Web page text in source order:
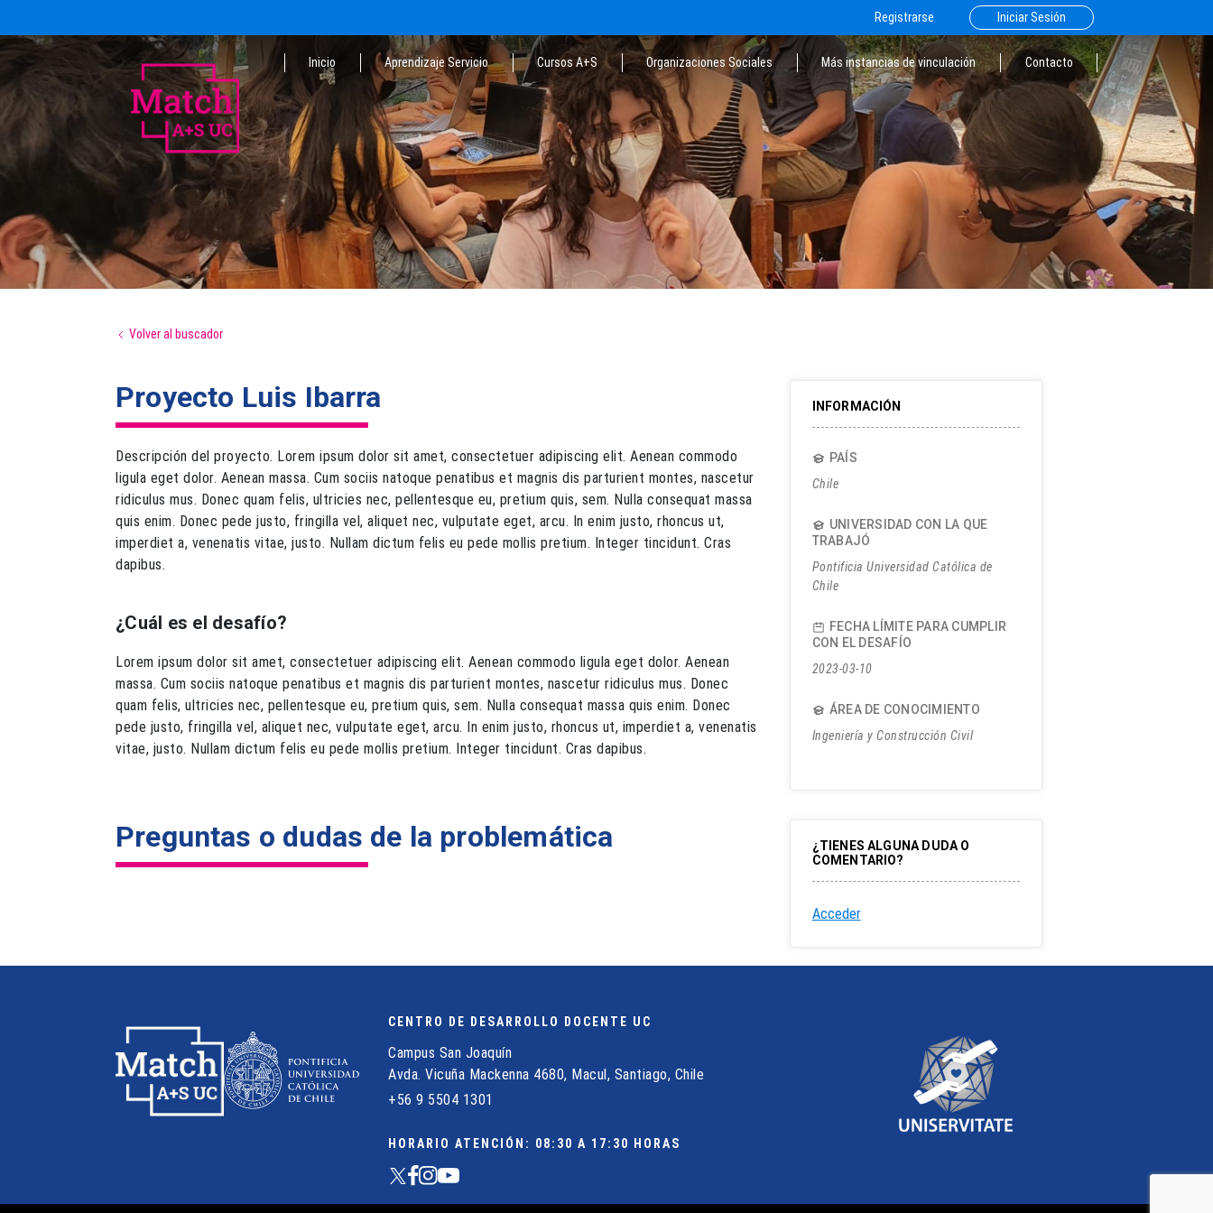
Registrarse Iniciar Sesión
Inicio Aprendizaje Servicio Cursos A+S Organizaciones Sociales Más instancias de vinculación Contacto
Volver al buscador
Proyecto Luis Ibarra
Descripción del proyecto. Lorem ipsum dolor sit amet, consectetuer adipiscing elit. Aenean commodo
ligula eget dolor. Aenean massa. Cum sociis natoque penatibus et magnis dis parturient montes, nascetur
ridiculus mus. Donec quam felis, ultricies nec, pellentesque eu, pretium quis, sem. Nulla consequat massa
quis enim. Donec pede justo, fringilla vel, aliquet nec, vulputate eget, arcu. In enim justo, rhoncus ut,
imperdiet a, venenatis vitae, justo. Nullam dictum felis eu pede mollis pretium. Integer tincidunt. Cras
dapibus.
¿Cuál es el desafío?
Lorem ipsum dolor sit amet, consectetuer adipiscing elit. Aenean commodo ligula eget dolor. Aenean
massa. Cum sociis natoque penatibus et magnis dis parturient montes, nascetur ridiculus mus. Donec
quam felis, ultricies nec, pellentesque eu, pretium quis, sem. Nulla consequat massa quis enim. Donec
pede justo, fringilla vel, aliquet nec, vulputate eget, arcu. In enim justo, rhoncus ut, imperdiet a, venenatis
vitae, justo. Nullam dictum felis eu pede mollis pretium. Integer tincidunt. Cras dapibus.
INFORMACIÓN
PAÍS
Chile
UNIVERSIDAD CON LA QUE
TRABAJÓ
Pontificia Universidad Católica de
Chile
FECHA LÍMITE PARA CUMPLIR
CON EL DESAFÍO
2023-03-10
ÁREA DE CONOCIMIENTO
Ingeniería y Construcción Civil
Preguntas o dudas de la problemática
¿TIENES ALGUNA DUDA O
COMENTARIO?
Acceder
CENTRO DE DESARROLLO DOCENTE UC
Campus San Joaquín
Avda. Vicuña Mackenna 4680, Macul, Santiago, Chile
+56 9 5504 1301
HORARIO ATENCIÓN: 08:30 A 17:30 HORAS